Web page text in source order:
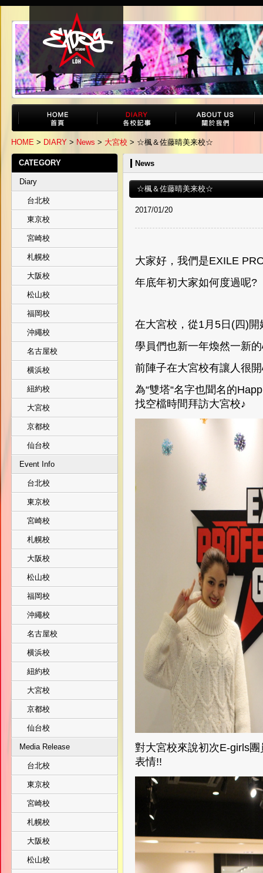
HOME > DIARY > News > 大宮校 > ☆楓＆佐藤晴美来校☆
CATEGORY
Diary
台北校
東京校
宮崎校
札幌校
大阪校
松山校
福岡校
沖繩校
名古屋校
横浜校
紐約校
大宮校
京都校
仙台校
Event Info
台北校
東京校
宮崎校
札幌校
大阪校
松山校
福岡校
沖繩校
名古屋校
横浜校
紐約校
大宮校
京都校
仙台校
Media Release
台北校
東京校
宮崎校
札幌校
大阪校
松山校
News
☆楓＆佐藤晴美来校☆
2017/01/20
大家好，我們是EXILE
年底年初大家如何度過呢?
在大宮校，從1月5日(四)開
學員們也新一年煥然一新
前陣子在大宮校有讓人很
為“雙塔“名字也聞名的
找空檔時間拜訪大宮校♪
對大宮校來說初次E-girls
表情!!